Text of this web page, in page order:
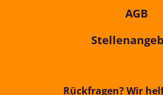
AGB
Rückfragen? Wir